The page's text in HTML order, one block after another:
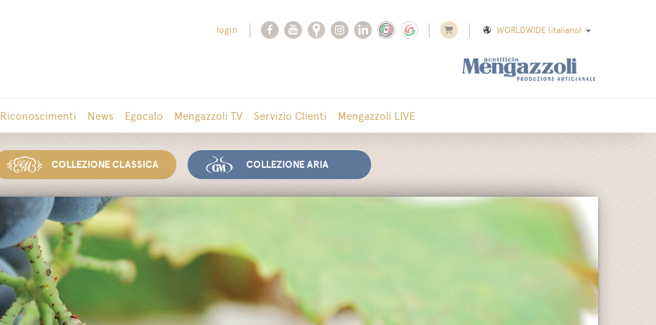
WORLDWIDE (italiano)
login
Riconoscimenti News Egocalo Mengazzoli TV Servizio Clienti Mengazzoli LIVE
COLLEZIONE CLASSICA COLLEZIONE ARIA